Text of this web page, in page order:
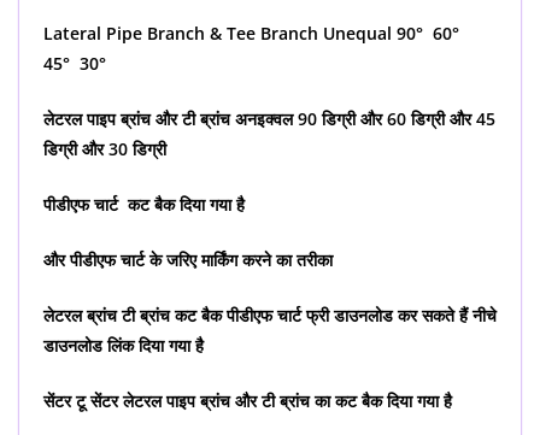
Lateral Pipe Branch & Tee Branch Unequal 90° 60°
45° 30°
लेटरल पाइप ब्रांच और टी ब्रांच अनइक्वल 90 डिग्री और 60 डिग्री और 45
डिग्री और 30 डिग्री
पीडीएफ चार्ट कट बैक दिया गया है
और पीडीएफ चार्ट के जरिए मार्किंग करने का तरीका
लेटरल ब्रांच टी ब्रांच कट बैक पीडीएफ चार्ट फ्री डाउनलोड कर सकते हैं नीचे
डाउनलोड लिंक दिया गया है
सेंटर टू सेंटर लेटरल पाइप ब्रांच और टी ब्रांच का कट बैक दिया गया है